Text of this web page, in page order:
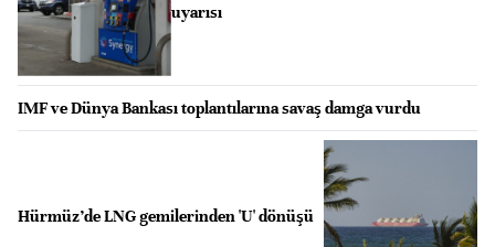
uyarısı
IMF ve Dünya Bankası toplantılarına savaş damga vurdu
Hürmüz’de LNG gemilerinden 'U' dönüşü